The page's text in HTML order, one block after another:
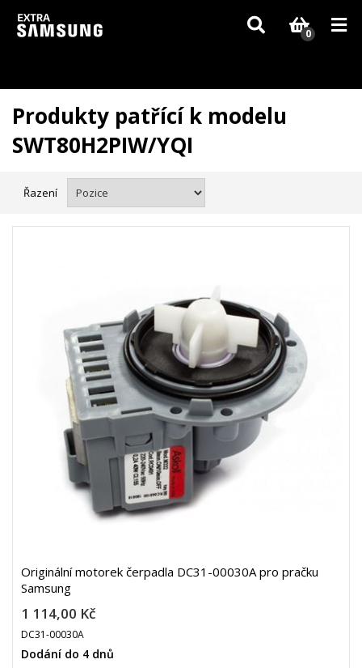
Vzhledem k aktuální situaci se může dodání dílů, které nejsou skladem,
zpozdit. Děkujeme za pochopení.
0
Produkty patřící k modelu
SWT80H2PIW/YQI
Řazení
Originální motorek čerpadla DC31-00030A pro pračku
Samsung
1 114,00 Kč
DC31-00030A
Dodání do 4 dnů